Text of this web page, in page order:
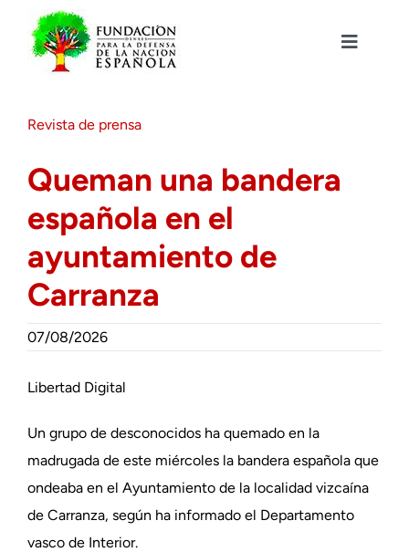
contenido
Toggle
Actualidad
Actividades
Colabora
Revista de prensa
Queman una bandera
española en el
ayuntamiento de
Carranza
07/08/2026
Libertad Digital
Un grupo de desconocidos ha quemado en la
madrugada de este miércoles la bandera española que
ondeaba en el Ayuntamiento de la localidad vizcaína
de Carranza, según ha informado el Departamento
vasco de Interior.